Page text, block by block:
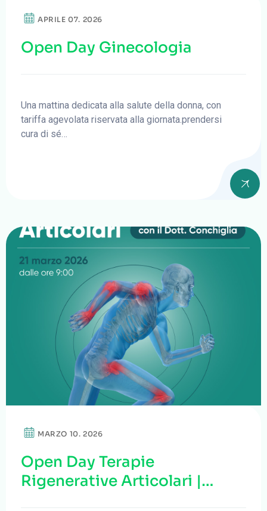
APRILE 07. 2026
Open Day Ginecologia
Una mattina dedicata alla salute della donna, con
tariffa agevolata riservata alla giornata.prendersi
cura di sé…
MARZO 10. 2026
Open Day Terapie
Rigenerative Articolari |